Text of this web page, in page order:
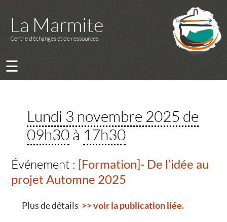
La Marmite
Centre d’échanges et de ressources
☰
Lundi 3 novembre 2025 de
09h30à 17h30
Événement : [Formation]- De l’idée au
projet Automne 2025
Plus de détails >> voir la publication liée.